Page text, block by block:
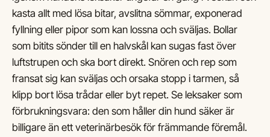
kasta allt med lösa bitar, avslitna sömmar, exponerad
fyllning eller pipor som kan lossna och sväljas. Bollar
som bitits sönder till en halvskål kan sugas fast över
luftstrupen och ska bort direkt. Snören och rep som
fransat sig kan sväljas och orsaka stopp i tarmen, så
klipp bort lösa trådar eller byt repet. Se leksaker som
förbrukningsvara: den som håller din hund säker är
billigare än ett veterinärbesök för främmande föremål.